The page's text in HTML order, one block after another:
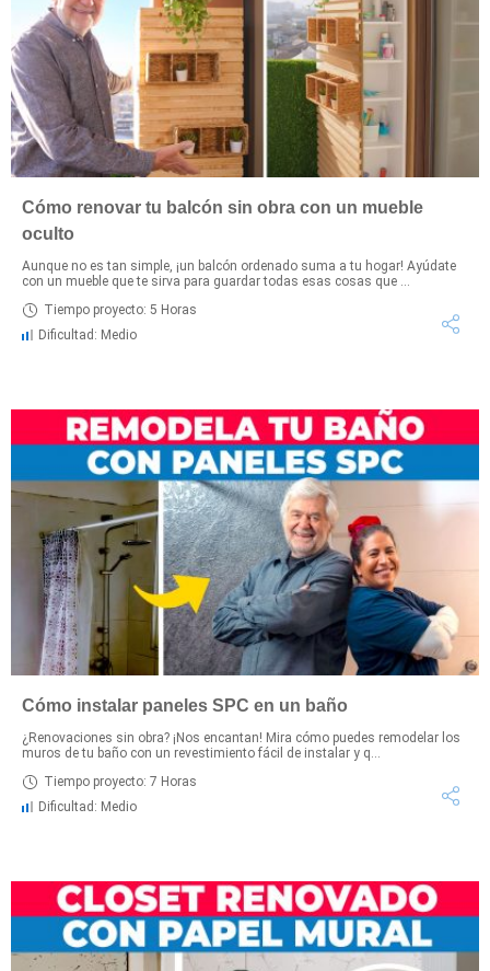
Cómo renovar tu balcón sin obra con un mueble
oculto
Aunque no es tan simple, ¡un balcón ordenado suma a tu hogar! Ayúdate
con un mueble que te sirva para guardar todas esas cosas que ...
Tiempo proyecto: 5 Horas
Dificultad: Medio
Cómo instalar paneles SPC en un baño
¿Renovaciones sin obra? ¡Nos encantan! Mira cómo puedes remodelar los
muros de tu baño con un revestimiento fácil de instalar y q...
Tiempo proyecto: 7 Horas
Dificultad: Medio